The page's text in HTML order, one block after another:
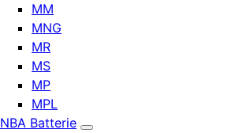
MM
MNG
MR
MS
MP
MPL
NBA Batterie